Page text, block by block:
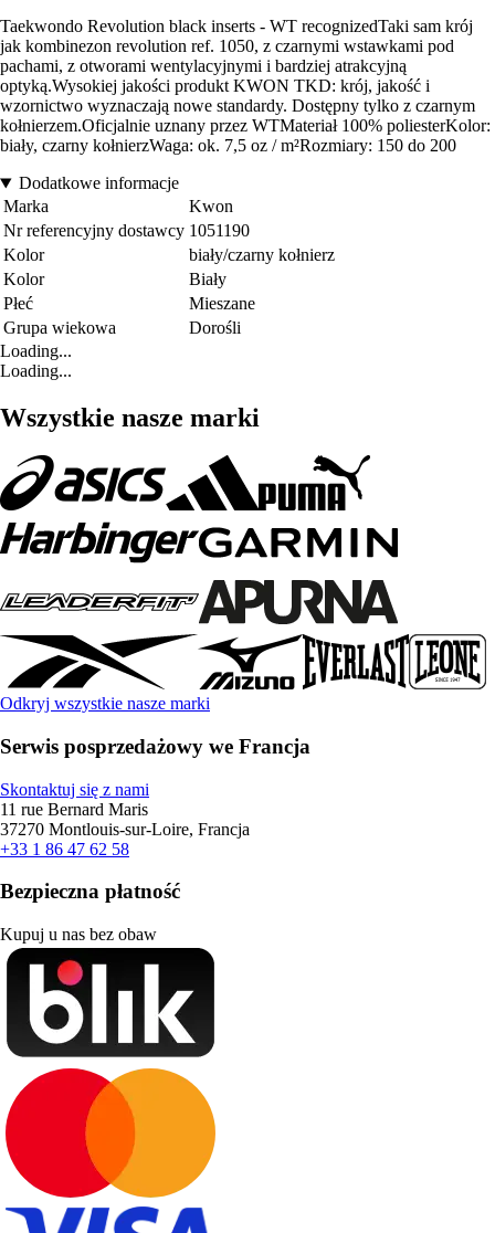
Taekwondo Revolution black inserts - WT recognizedTaki sam krój
jak kombinezon revolution ref. 1050, z czarnymi wstawkami pod
pachami, z otworami wentylacyjnymi i bardziej atrakcyjną
optyką.Wysokiej jakości produkt KWON TKD: krój, jakość i
wzornictwo wyznaczają nowe standardy. Dostępny tylko z czarnym
kołnierzem.Oficjalnie uznany przez WTMateriał 100% poliesterKolor:
biały, czarny kołnierzWaga: ok. 7,5 oz / m²Rozmiary: 150 do 200
Dodatkowe informacje
Marka
Kwon
Nr referencyjny dostawcy 1051190
Kolor
biały/czarny kołnierz
Kolor
Biały
Płeć
Mieszane
Grupa wiekowa
Dorośli
Loading...
Loading...
Wszystkie nasze marki
Odkryj wszystkie nasze marki
Serwis posprzedażowy we Francja
Skontaktuj się z nami
11 rue Bernard Maris
37270 Montlouis-sur-Loire, Francja
+33 1 86 47 62 58
Bezpieczna płatność
Kupuj u nas bez obaw